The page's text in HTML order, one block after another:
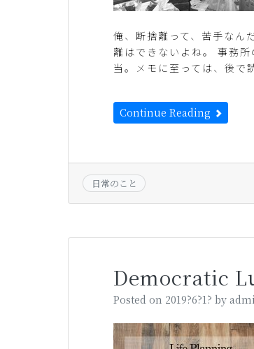
俺、断捨離って、苦手なん
離はできないよね。 事務
当。メモに至っては、後
Continue Reading
日常のこと
Democratic
Posted on 2019?6?1? by